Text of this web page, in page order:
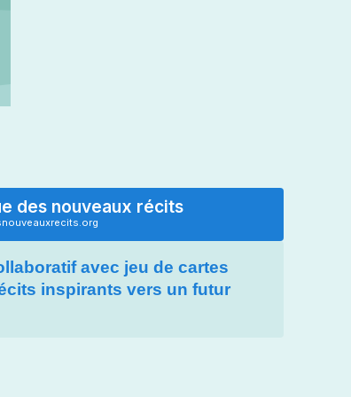
des nouveaux récits
avec jeu de cartes
inspirants vers un futur